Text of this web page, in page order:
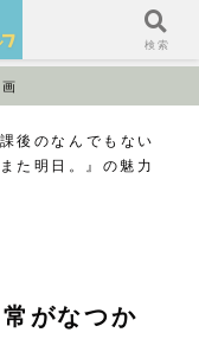
後のなんでもない
た明日。』の魅力
がなつか
検索